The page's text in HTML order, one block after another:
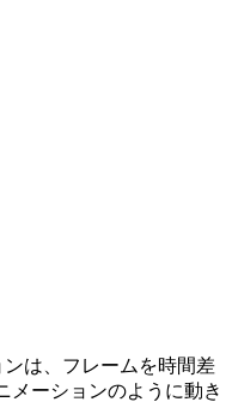
は、フレームを時間差
メーションのように動き